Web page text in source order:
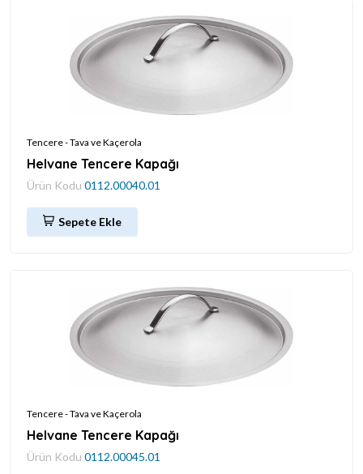
Tencere - Tava ve Kaçerola
Helvane Tencere Kapağı
Ürün Kodu 0112.00040.01
Sepete Ekle
Tencere - Tava ve Kaçerola
Helvane Tencere Kapağı
Ürün Kodu 0112.00045.01